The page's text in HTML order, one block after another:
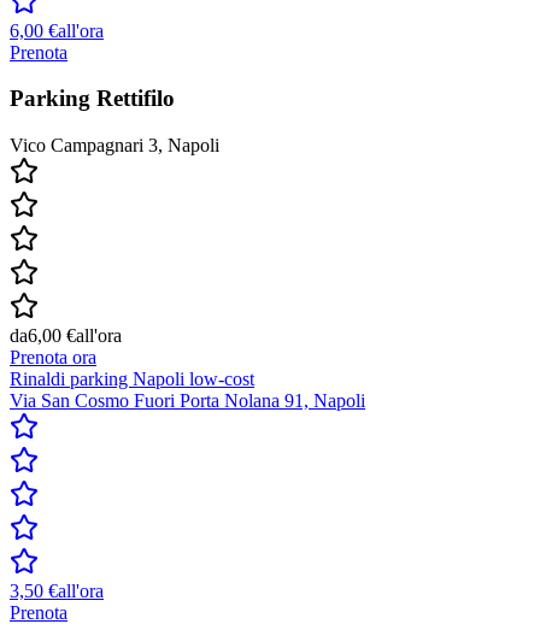
6,00 €all'ora
Prenota
Parking Rettifilo
Vico Campagnari 3, Napoli
da6,00 €all'ora
Prenota ora
Rinaldi parking Napoli low-cost
Via San Cosmo Fuori Porta Nolana 91, Napoli
3,50 €all'ora
Prenota